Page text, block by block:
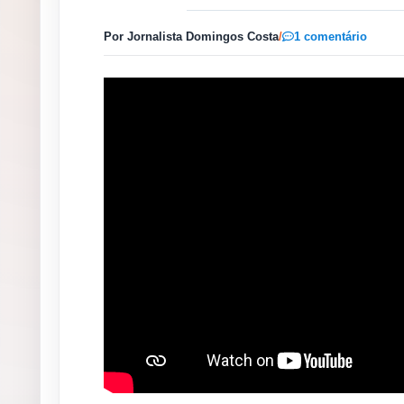
Por Jornalista Domingos Costa/ 1 comentário